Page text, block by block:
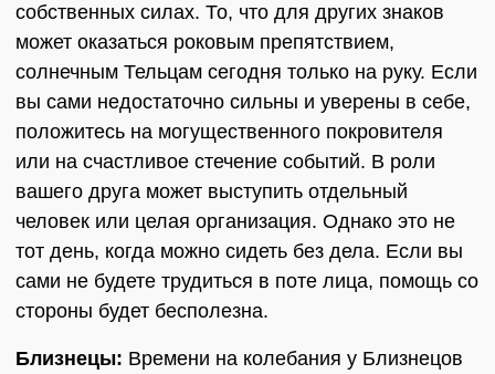
собственных силах. То, что для других знаков
может оказаться роковым препятствием,
солнечным Тельцам сегодня только на руку. Если
вы сами недостаточно сильны и уверены в себе,
положитесь на могущественного покровителя
или на счастливое стечение событий. В роли
вашего друга может выступить отдельный
человек или целая организация. Однако это не
тот день, когда можно сидеть без дела. Если вы
сами не будете трудиться в поте лица, помощь со
стороны будет бесполезна.
Близнецы: Времени на колебания у Близнецов